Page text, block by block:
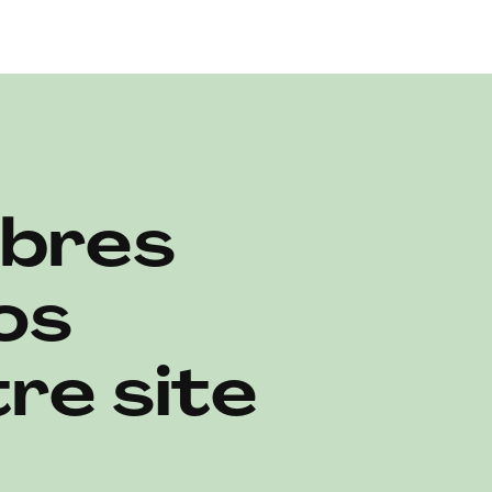
site